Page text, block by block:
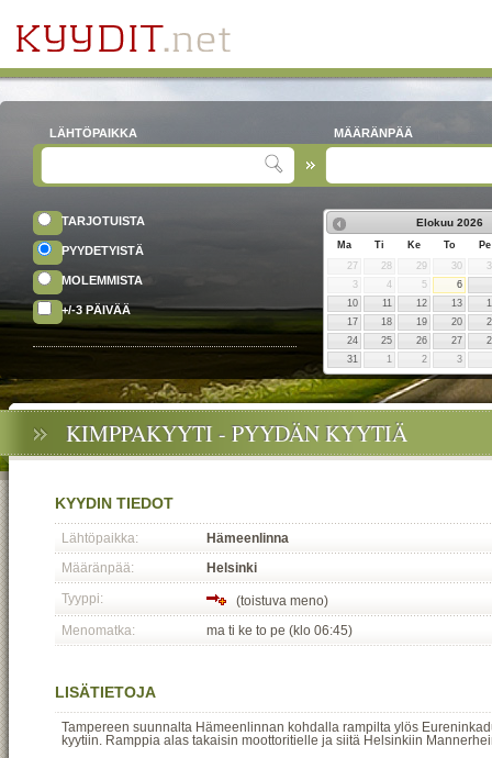
LÄHTÖPAIKKA MÄÄRÄNPÄÄ
TARJOTUISTA
PYYDETYISTÄ
MOLEMMISTA
+/-3 PÄIVÄÄ
Elokuu 2026
Ma Ti Ke To
Pe
27
28 29 30
3
4 5
6
10
11 12 13
17
18 19 20
24
25 26 27
31
1 2 3
KIMPPAKYYTI - PYYDÄN KYYTIÄ
KYYDIN TIEDOT
Lähtöpaikka:
Hämeenlinna
Määränpää:
Helsinki
Tyyppi:
(toistuva meno)
Menomatka:
ma ti ke to pe (klo 06:45)
LISÄTIETOJA
Tampereen suunnalta Hämeenlinnan kohdalla rampilta ylös
kyytiin. Ramppia alas takaisin moottoritielle ja siitä Helsinkiin